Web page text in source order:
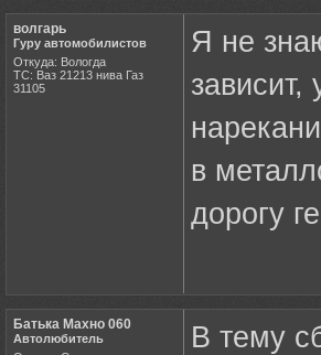
волгарь
Гуру автомобилистов
Откуда: Вологда
ТС: Ваз 21213 нива Газ
31105
Я не
в
дорогу
Батька Махно 060
Автолюбитель
В тему